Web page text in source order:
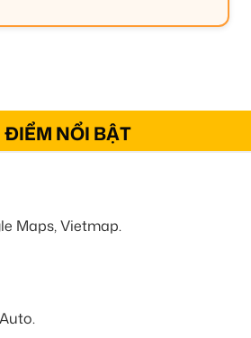
ĐIỂM NỔI BẬT
Maps, Vietmap.